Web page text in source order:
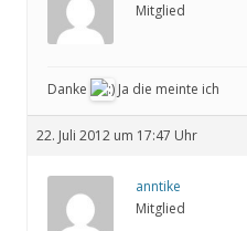
Mitglied
Danke Ja die meinte ich
22. Juli 2012 um 17:47 Uhr
anntike
Mitglied